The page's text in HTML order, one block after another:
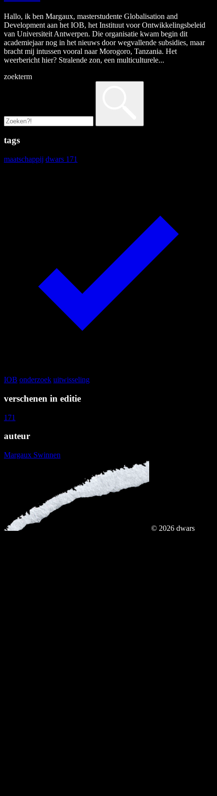
Hallo, ik ben Margaux, masterstudente Globalisation and
Development aan het IOB, het Instituut voor Ontwikkelingsbeleid
van Universiteit Antwerpen. Die organisatie kwam begin dit
academiejaar nog in het nieuws door wegvallende subsidies, maar
bracht mij intussen vooral naar Morogoro, Tanzania. Het
weerbericht hier? Stralende zon, een multiculturele...
zoekterm
tags
maatschappij dwars 171
IOB onderzoek uitwisseling
verschenen in editie
171
auteur
Margaux Swinnen
© 2026 dwars